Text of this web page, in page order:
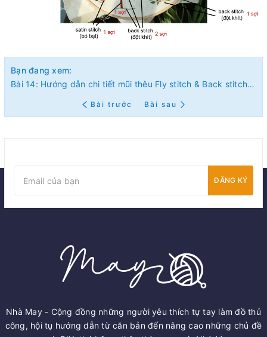
Bạn đang xem:
Bài 14: Hướng dẫn chi tiết mũi thêu Fly stitch & Back stitch (có mẫu in)
Bài trước Bài sau
ĐĂNG KÝ
Nhà May - Cộng đồng những người yêu thích tự tay làm đồ thủ
công, hội tụ hướng dẫn từ căn bản đến nâng cao những chủ đề